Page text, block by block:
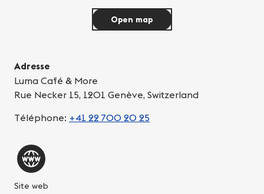
Adresse
Luma Café & More
Rue Necker 15, 1201 Genève, Switzerland
Téléphone: +41 22 700 20 25
Site web
Open map